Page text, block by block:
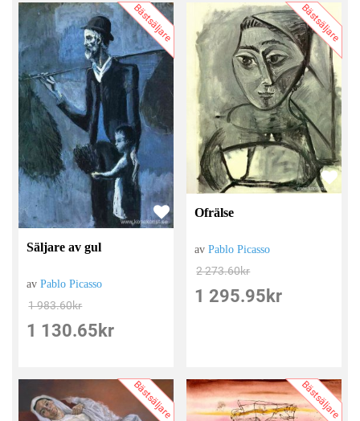
Bästsäljare
Säljare av gul
avPablo Picasso
1 983.60kr
1 130.65 kr
Bästsäljare
Ofrälse
avPablo Picasso
2 273.60kr
1 295.95 kr
Bästsäljare Bästsäljare